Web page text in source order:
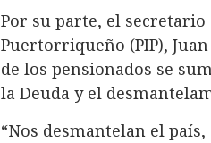
Por su parte, el
Puertorriqueño (PIP),
de los pensionados se
la Deuda y el
“Nos desmantelan el